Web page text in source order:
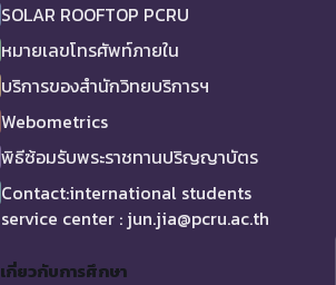
SOLAR ROOFTOP PCRU
หมายเลขโทรศัพท์ภายใน
บริการของสำนักวิทยบริการฯ
Webometrics
พิธีซ้อมรับพระราชทานปริญญาบัตร
Contact:international students
service center : jun.jia@pcru.ac.th
เกี่ยวกับการศึกษา